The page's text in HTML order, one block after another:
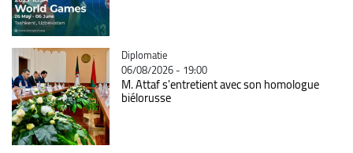
Catégorie
Diplomatie
06/08/2026 - 19:00
M. Attaf s'entretient avec son homologue
biélorusse